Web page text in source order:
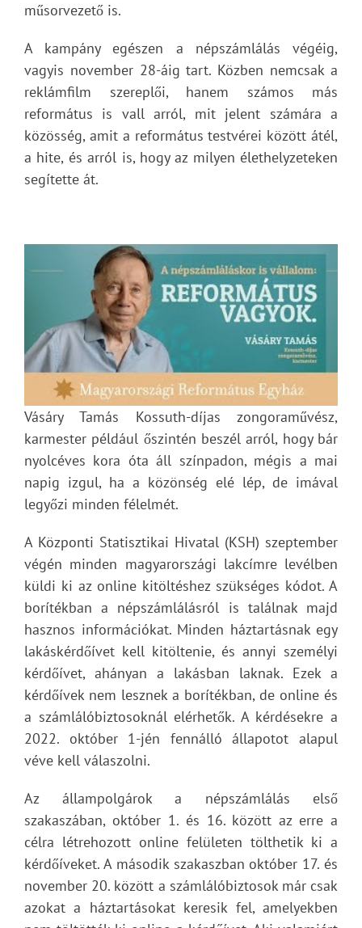
műsorvezető is.
A kampány egészen a népszámlálás végéig,
vagyis november 28-áig tart. Közben nemcsak a
reklámfilm szereplői, hanem számos más
református is vall arról, mit jelent számára a
közösség, amit a református testvérei között átél,
a hite, és arról is, hogy az milyen élethelyzeteken
segítette át.
Vásáry Tamás Kossuth-díjas zongoraművész,
karmester például őszintén beszél arról, hogy bár
nyolcéves kora óta áll színpadon, mégis a mai
napig izgul, ha a közönség elé lép, de imával
legyőzi minden félelmét.
A Központi Statisztikai Hivatal (KSH) szeptember
végén minden magyarországi lakcímre levélben
küldi ki az online kitöltéshez szükséges kódot. A
borítékban a népszámlálásról is találnak majd
hasznos információkat. Minden háztartásnak egy
lakáskérdőívet kell kitöltenie, és annyi személyi
kérdőívet, ahányan a lakásban laknak. Ezek a
kérdőívek nem lesznek a borítékban, de online és
a számlálóbiztosoknál elérhetők. A kérdésekre a
2022. október 1-jén fennálló állapotot alapul
véve kell válaszolni.
Az állampolgárok a népszámlálás első
szakaszában, október 1. és 16. között az erre a
célra létrehozott online felületen tölthetik ki a
kérdőíveket. A második szakaszban október 17. és
november 20. között a számlálóbiztosok már csak
azokat a háztartásokat keresik fel, amelyekben